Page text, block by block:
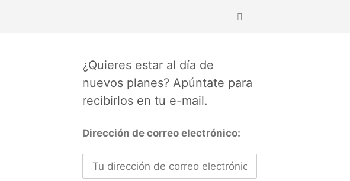
¿Quieres estar al día de
nuevos planes? Apúntate para
recibirlos en tu e-mail.
Dirección de correo electrónico: